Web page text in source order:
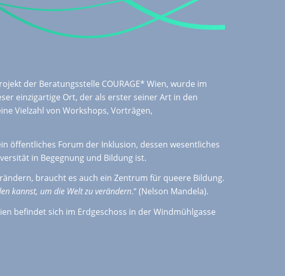
der Beratungsstelle COURAGE* Wien, wurde im
einzigartige Ort, der als erster seiner Art in den
Vielzahl von Workshops, Vorträgen,
öffentliches Forum der Inklusion, dessen wesentliches
in Begegnung und Bildung ist.
braucht es auch ein Zentrum für queere Bildung.
kannst, um die Welt zu verändern.“ (Nelson Mandela).
befindet sich im Erdgeschoss in der Windmühlgasse